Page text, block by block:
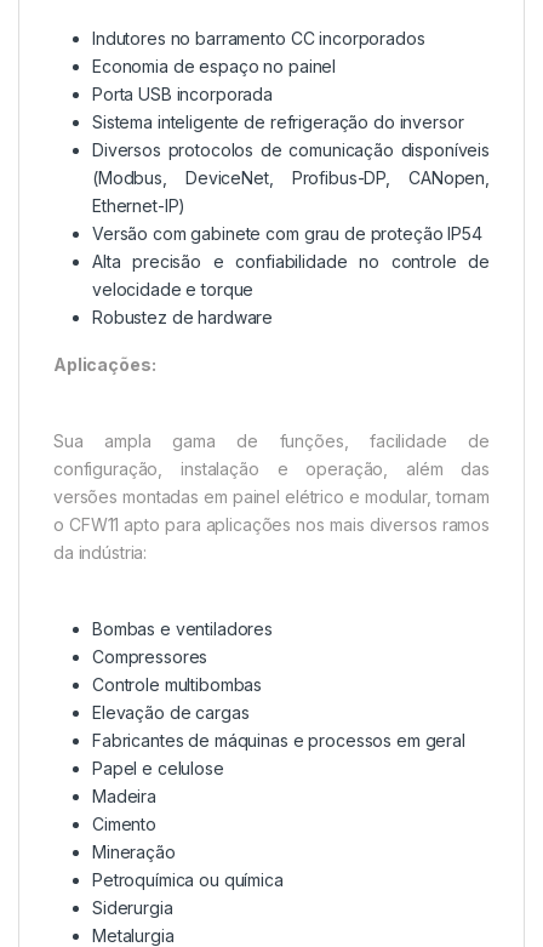
Indutores no barramento CC incorporados
Economia de espaço no painel
Porta USB incorporada
Sistema inteligente de refrigeração do inversor
Diversos protocolos de comunicação disponíveis
(Modbus, DeviceNet, Profibus-DP, CANopen,
Ethernet-IP)
Versão com gabinete com grau de proteção IP54
Alta precisão e confiabilidade no controle de
velocidade e torque
Robustez de hardware
Aplicações:
Sua ampla gama de funções, facilidade de
configuração, instalação e operação, além das
versões montadas em painel elétrico e modular, tornam
o CFW11 apto para aplicações nos mais diversos ramos
da indústria:
Bombas e ventiladores
Compressores
Controle multibombas
Elevação de cargas
Fabricantes de máquinas e processos em geral
Papel e celulose
Madeira
Cimento
Mineração
Petroquímica ou química
Siderurgia
Metalurgia